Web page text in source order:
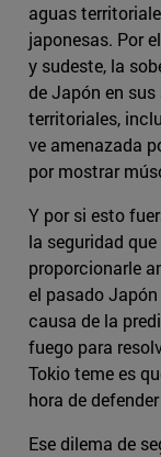
aguas
japonesas. Por
y sudeste, la
de Japón en sus
territoriales,
ve amenazada
por mostrar
Y por si esto
la seguridad
proporcionarle
el pasado
causa de la
fuego para
Tokio teme es
hora de
Ese dilema de